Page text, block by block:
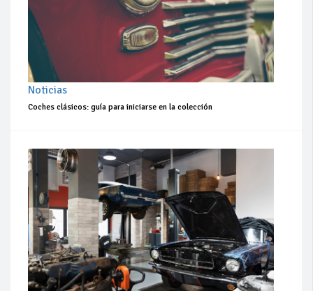
Noticias
Coches clásicos: guía para iniciarse en la colección